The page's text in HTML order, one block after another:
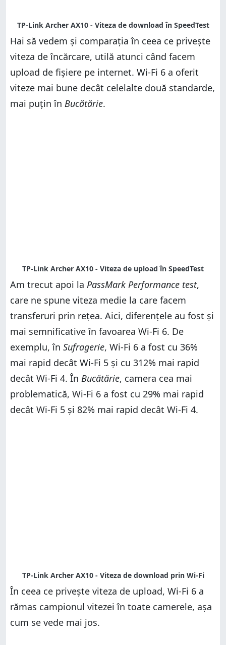
Hai să vedem și comparația în ceea ce privește
viteza de încărcare, utilă atunci când facem
upload de fișiere pe internet. Wi-Fi 6 a oferit
viteze mai bune decât celelalte două standarde,
mai puțin în Bucătărie.
Am trecut apoi la PassMark Performance test,
care ne spune viteza medie la care facem
transferuri prin rețea. Aici, diferențele au fost și
mai semnificative în favoarea Wi-Fi 6. De
exemplu, în Sufragerie, Wi-Fi 6 a fost cu 36%
mai rapid decât Wi-Fi 5 și cu 312% mai rapid
decât Wi-Fi 4. În Bucătărie, camera cea mai
problematică, Wi-Fi 6 a fost cu 29% mai rapid
decât Wi-Fi 5 și 82% mai rapid decât Wi-Fi 4.
În ceea ce privește viteza de upload, Wi-Fi 6 a
rămas campionul vitezei în toate camerele, așa
cum se vede mai jos.